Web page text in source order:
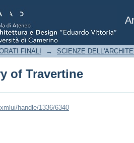
of Travertine
FINALI → SCIENZE
of Travertine
handle/1336/6340